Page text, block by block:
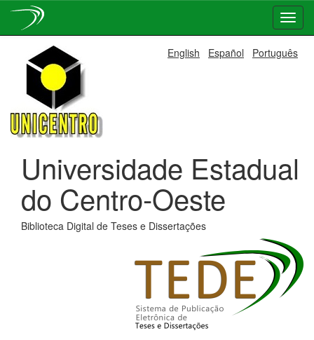
navigation
English Español Português
Universidade Estadual
do Centro-Oeste
Biblioteca Digital de Teses e Dissertações